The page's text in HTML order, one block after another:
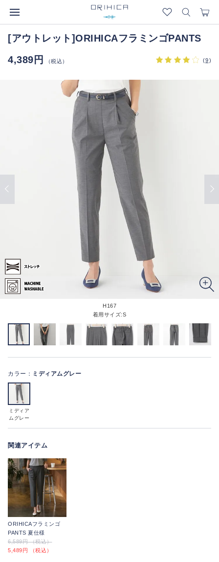
[アウトレット]ORIHICAフラミンゴPANTS
4,389円
（税込） (9)
H167
着用サイズ:S
カラー： ミディアムグレー
ミディア
ムグレー
関連アイテム
ORIHICAフラミンゴ
PANTS 夏仕様
6,589円 （税込）
5,489円 （税込）